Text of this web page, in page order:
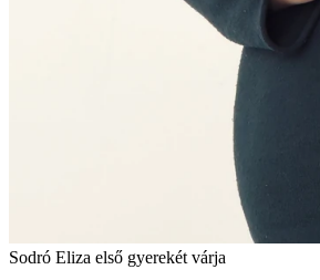
Sodró Eliza első gyerekét várja